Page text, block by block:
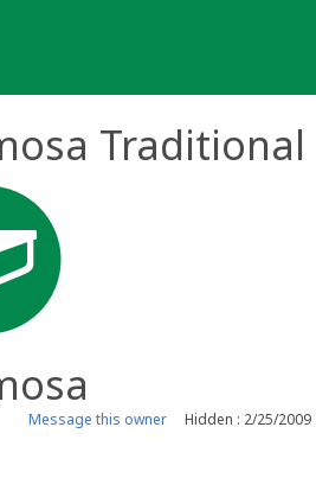
Traditional
Message this owner Hidden : 2/25/2009